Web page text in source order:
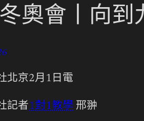
奧會丨向到
北京2月1日電
記者1對1教學 邢翀